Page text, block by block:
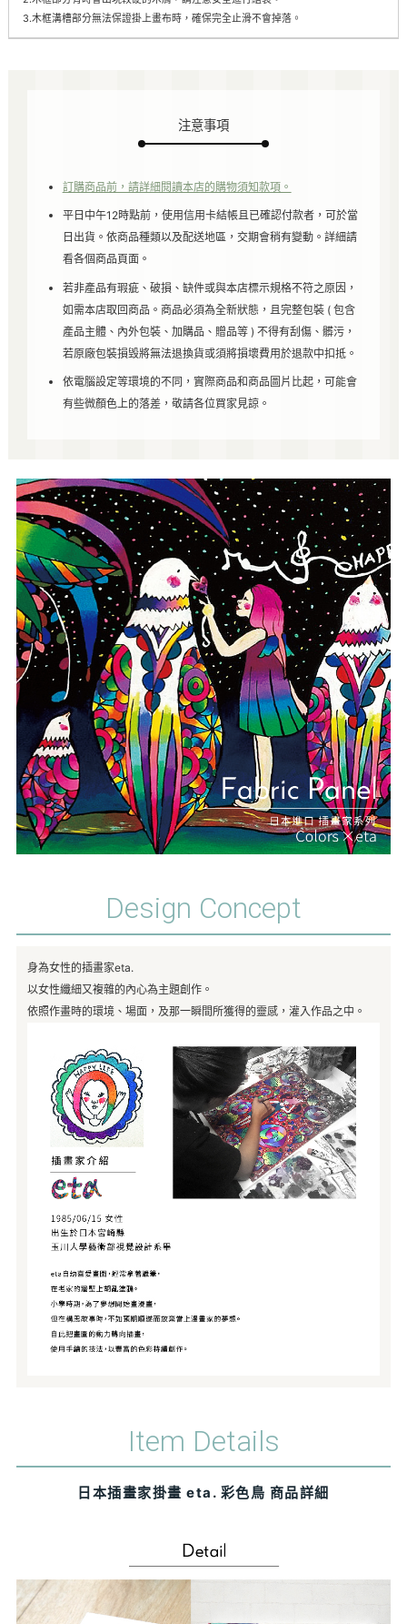
3.木框溝槽部分無法保證掛上畫布時，確保完全止滑不會掉落。
注意事項
訂購商品前，請詳細閱讀本店的購物須知款項。
平日中午12時點前，使用信用卡結帳且已確認付款者，可於當
日出貨。依商品種類以及配送地區，交期會稍有變動。詳細請
看各個商品頁面。
若非產品有瑕疵、破損、缺件或與本店標示規格不符之原因，
如需本店取回商品。商品必須為全新狀態，且完整包裝 ( 包含
產品主體、內外包裝、加購品、贈品等 ) 不得有刮傷、髒污，
若原廠包裝損毁將無法退換貨或須將損壞費用於退款中扣抵。
依電腦設定等環境的不同，實際商品和商品圖片比起，可能會
有些微顏色上的落差，敬請各位買家見諒。
Design Concept
身為女性的插畫家eta.
以女性纖細又複雜的內心為主題創作。
依照作畫時的環境、場面，及那一瞬間所獲得的靈感，灌入作品之中。
Item Details
日本插畫家掛畫 eta. 彩色鳥 商品詳細